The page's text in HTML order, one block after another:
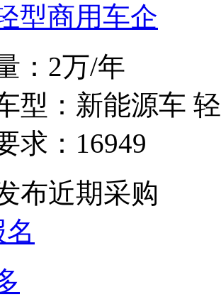
型商用车企
： 2万/年
型： 新能源车
求： 16949
布近期采购